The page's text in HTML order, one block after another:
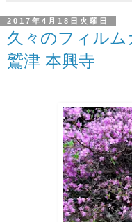
2017年4月18日火曜日
久々のフィル
鷲津 本興寺